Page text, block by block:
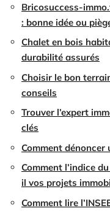
Bricosuccess-
: bonne idée ou
Chalet en bois
durabilité assurés
Choisir le bon
conseils
Trouver l’expert
clés
Comment dénoncer
Comment l’indice
il vos projets
Comment lire